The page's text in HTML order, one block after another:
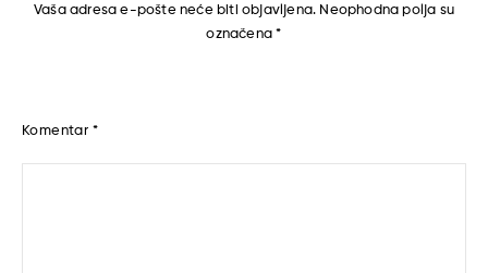
Vaša adresa e-pošte neće biti objavljena. Neophodna polja su
označena*
Komentar *